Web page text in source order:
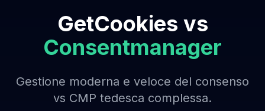
GetCookies vs
Consentmanager
Gestione moderna e veloce del consenso
vs CMP tedesca complessa.